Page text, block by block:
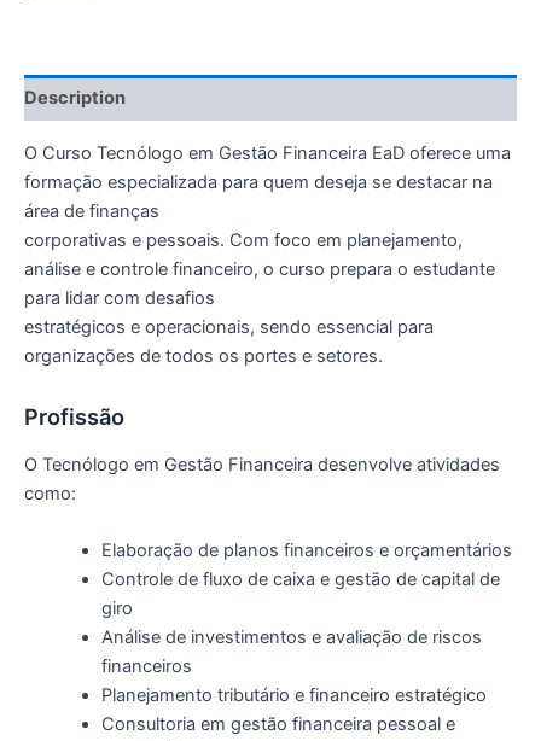
Description
O Curso Tecnólogo em Gestão Financeira EaD oferece uma
formação especializada para quem deseja se destacar na
área de finanças
corporativas e pessoais. Com foco em planejamento,
análise e controle financeiro, o curso prepara o estudante
para lidar com desafios
estratégicos e operacionais, sendo essencial para
organizações de todos os portes e setores.
Profissão
O Tecnólogo em Gestão Financeira desenvolve atividades
como:
Elaboração de planos financeiros e orçamentários
Controle de fluxo de caixa e gestão de capital de
giro
Análise de investimentos e avaliação de riscos
financeiros
Planejamento tributário e financeiro estratégico
Consultoria em gestão financeira pessoal e